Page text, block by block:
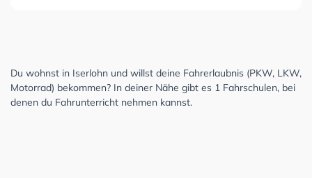
Du wohnst in Iserlohn und willst deine Fahrerlaubnis (PKW, LKW,
Motorrad) bekommen? In deiner Nähe gibt es 1 Fahrschulen, bei
denen du Fahrunterricht nehmen kannst.